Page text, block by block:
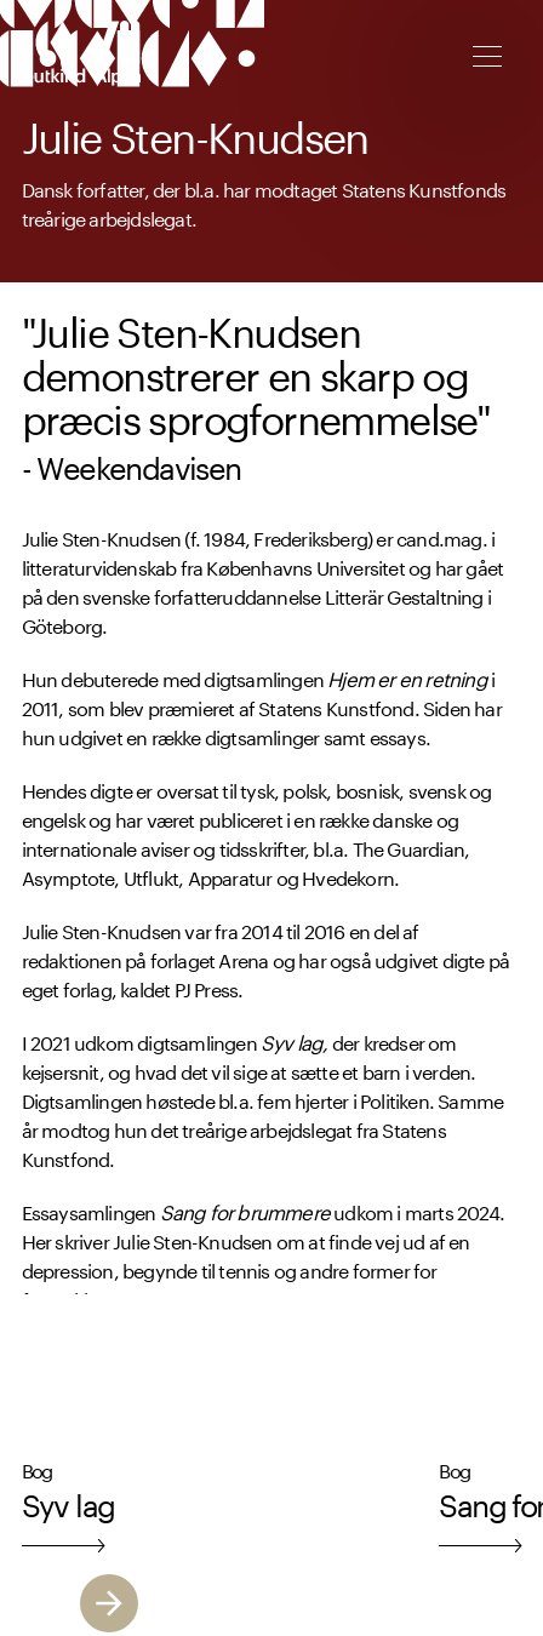
Spring til hovedindhold
Julie Sten-Knudsen
Dansk forfatter, der bl.a. har modtaget Statens Kunstfonds
treårige arbejdslegat.
"Julie Sten-Knudsen
demonstrerer en skarp og
præcis sprogfornemmelse"
- Weekendavisen
Julie Sten-Knudsen (f. 1984, Frederiksberg) er cand.mag. i
litteraturvidenskab fra Københavns Universitet og har gået
på den svenske forfatteruddannelse Litterär Gestaltning i
Göteborg.
Hun debuterede med digtsamlingen Hjem er en retningi
2011, som blev præmieret af Statens Kunstfond. Siden har
hun udgivet en række digtsamlinger samt essays.
Hendes digte er oversat til tysk, polsk, bosnisk, svensk og
engelsk og har været publiceret i en række danske og
internationale aviser og tidsskrifter, bl.a. The Guardian,
Asymptote, Utflukt, Apparatur og Hvedekorn.
Julie Sten-Knudsen var fra 2014 til 2016 en del af
redaktionen på forlaget Arena og har også udgivet digte på
eget forlag, kaldet PJ Press.
I 2021 udkom digtsamlingenSyv lag,der kredser om
kejsersnit, og hvad det vil sige at sætte et barn i verden.
Digtsamlingen høstede bl.a. fem hjerter i Politiken. Samme
år modtog hun det treårige arbejdslegat fra Statens
Kunstfond.
Essaysamlingen Sang for brummereudkom i marts 2024.
Her skriver Julie Sten-Knudsen om at finde vej ud af en
depression, begynde til tennis og andre former for
forandring.
Bog
Syv lag
Bog
Sang